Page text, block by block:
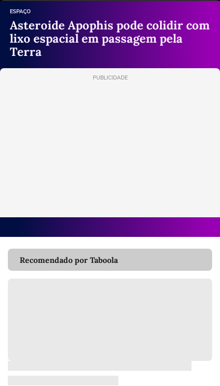
ESPAÇO
Asteroide Apophis pode colidir com
lixo espacial em passagem pela
Terra
PUBLICIDADE
Recomendado por Taboola